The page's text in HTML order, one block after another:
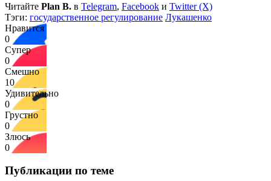
Читайте Plan B. в Telegram, Facebook и Twitter (X)
Тэги: государственное регулирование Лукашенко
Нравится
0
Супер
0
Смешно
10
Удивительно
0
Грустно
0
Злюсь
0
Публикации по теме